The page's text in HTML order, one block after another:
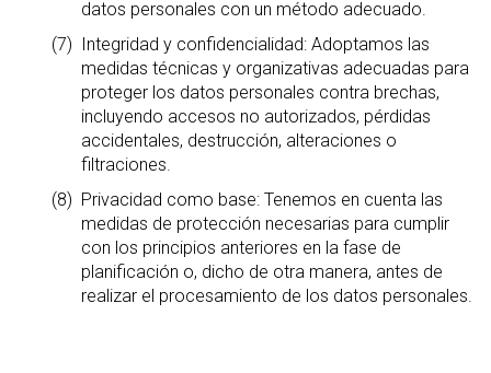
datos personales con un método adecuado.
Integridad y confidencialidad: Adoptamos las
medidas técnicas y organizativas adecuadas para
proteger los datos personales contra brechas,
incluyendo accesos no autorizados, pérdidas
accidentales, destrucción, alteraciones o
filtraciones.
Privacidad como base: Tenemos en cuenta las
medidas de protección necesarias para cumplir
con los principios anteriores en la fase de
planificación o, dicho de otra manera, antes de
realizar el procesamiento de los datos personales.